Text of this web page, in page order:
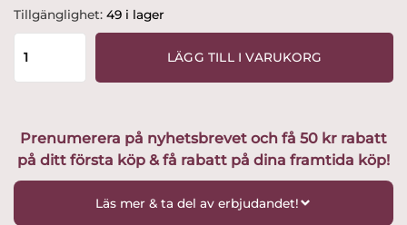
Tillgänglighet: 49 i lager
Älg
sittande,
H.8cm
Cecilia
LÄGG TILL I VARUKORG
Prenumerera på nyhetsbrevet och få 50 kr rabatt
på ditt första köp & få rabatt på dina framtida köp!
Läs mer & ta del av erbjudandet!